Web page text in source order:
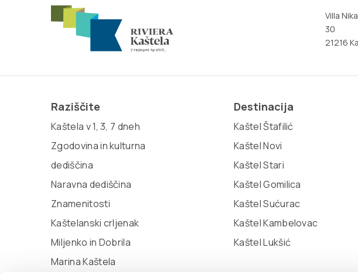
Villa
30
21216
Raziščite
Kaštela v 1, 3, 7 dneh
Zgodovina in kulturna
dediščina
Naravna dediščina
Znamenitosti
Kaštelanski crljenak
Miljenko in Dobrila
Marina Kaštela
Destinacija
Kaštel Štafilić
Kaštel Novi
Kaštel Stari
Kaštel Gomilica
Kaštel Sućurac
Kaštel Kambelovac
Kaštel Lukšić